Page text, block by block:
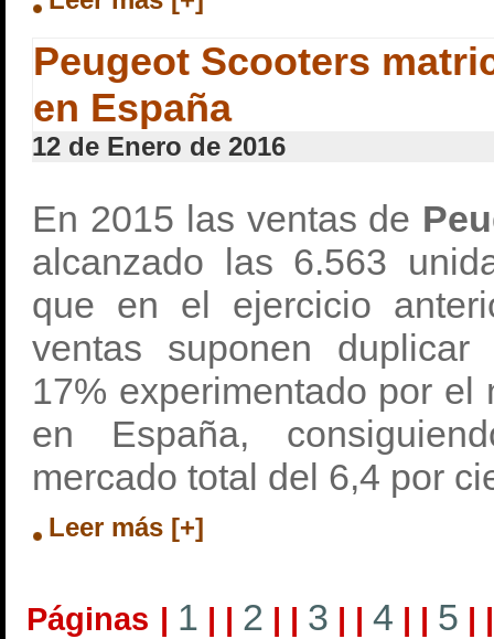
Peugeot Scooters
en España
12 de Enero de 2016
En 2015 las ventas de
alcanzado las 6.563
que en el ejercicio
ventas suponen
17% experimentado por el
en España,
mercado total del 6,4 por
Leer más [+]
Páginas | 1 | | 2 | | 3 | | 4 | | 5 |